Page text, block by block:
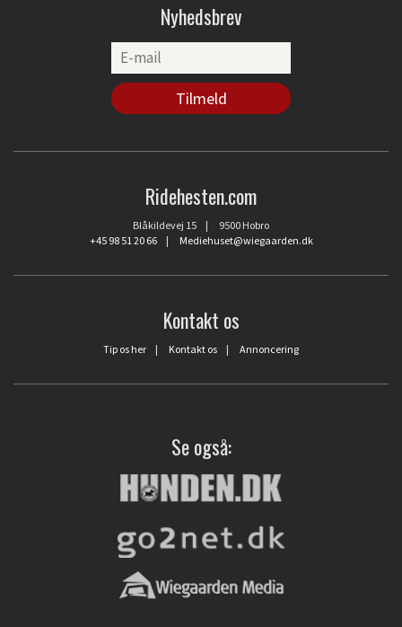
Nyhedsbrev
Ridehesten.com
Blåkildevej 15 | 9500 Hobro
+45 98 51 20 66| Mediehuset@wiegaarden.dk
Kontakt os
Tip os her | Kontakt os | Annoncering
Se også: